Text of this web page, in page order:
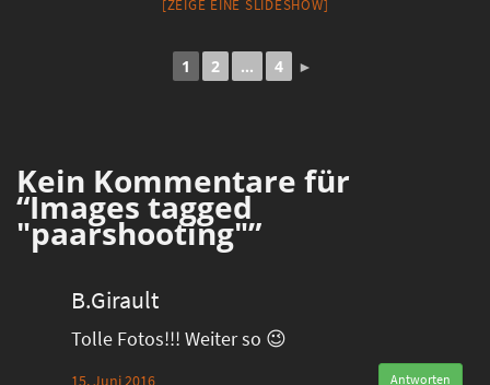
[ZEIGE EINE SLIDESHOW]
1 2 ... 4 ►
Kein Kommentare für
“Images tagged
"paarshooting"”
B.Girault
Tolle Fotos!!! Weiter so 😉
15. Juni 2016 Antworten